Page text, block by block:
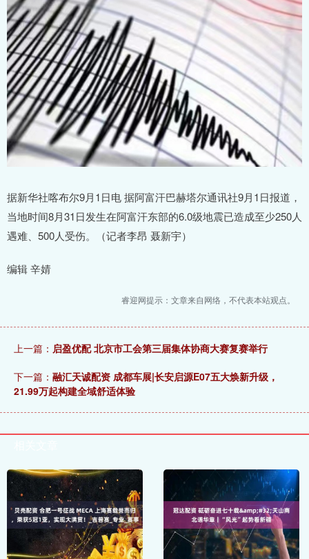
据新华社喀布尔9月1日电 据阿富汗巴赫塔尔通讯社9月1日报道，
当地时间8月31日发生在阿富汗东部的6.0级地震已造成至少250人
遇难、500人受伤。（记者李昂 聂新宇）
编辑 辛婧
睿迎网提示：文章来自网络，不代表本站观点。
上一篇： 启盈优配 北京市工会第三届集体协商大赛复赛举行
下一篇： 融汇天诚配资 成都车展|长安启源E07五大焕新升级，
21.99万起构建全域舒适体验